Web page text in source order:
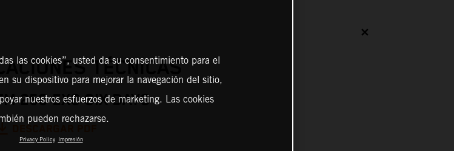
✕
TÉCNICAS
250 EXC SIX DAYS
las cookies”, usted da su consentimiento para el
su dispositivo para mejorar la navegación del sitio,
nuestros esfuerzos de marketing. Las cookies
pueden rechazarse.
Privacy Policy Impresión